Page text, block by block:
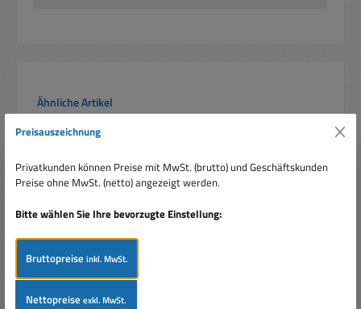
Produktgalerie überspringen
Ähnliche Artikel
Preisauszeichnung
Privatkunden können Preise mit MwSt. (brutto) und Geschäftskunden
Preise ohne MwSt. (netto) angezeigt werden.
Bitte wählen Sie Ihre bevorzugte Einstellung:
Bruttopreiseinkl. MwSt.
Nettopreiseexkl. MwSt.